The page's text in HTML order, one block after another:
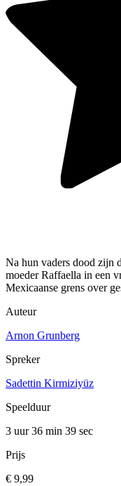
Na hun vaders dood zijn
moeder Raffaella in een
Mexicaanse grens over
Auteur
Arnon Grunberg
Spreker
Sadettin Kirmiziyüz
Speelduur
3 uur 36 min 39 sec
Prijs
€ 9,99